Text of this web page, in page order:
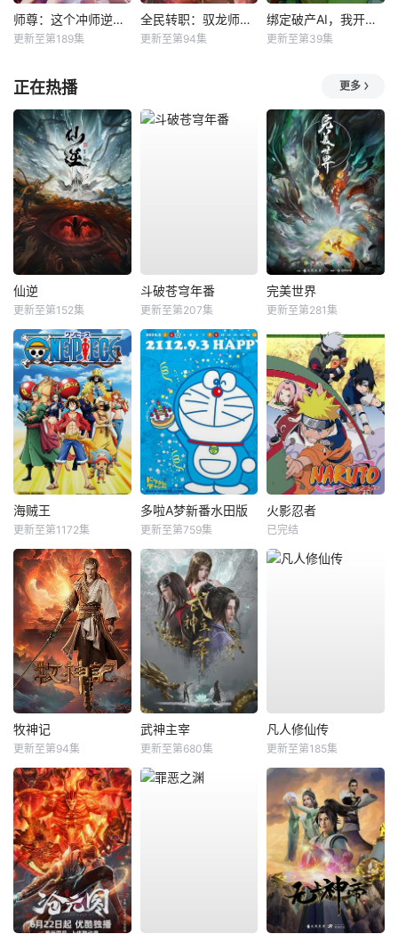
师尊：这个冲师逆徒才不是圣子动态漫
更新至第189集
全民转职：驭龙师是最弱职业？动态漫
更新至第94集
绑定破产AI，我开局氪成大神动态漫
更新至第39集
正在热播 更多
仙逆
更新至第152集
斗破苍穹年番
更新至第207集
完美世界
更新至第281集
海贼王
更新至第1172集
多啦A梦新番水田版
更新至第759集
火影忍者
已完结
牧神记
更新至第94集
武神主宰
更新至第680集
凡人修仙传
更新至第185集